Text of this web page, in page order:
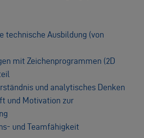
technische Ausbildung (von
mit Zeichenprogrammen (2D
und analytisches Denken
und Motivation zur
und Teamfähigkeit